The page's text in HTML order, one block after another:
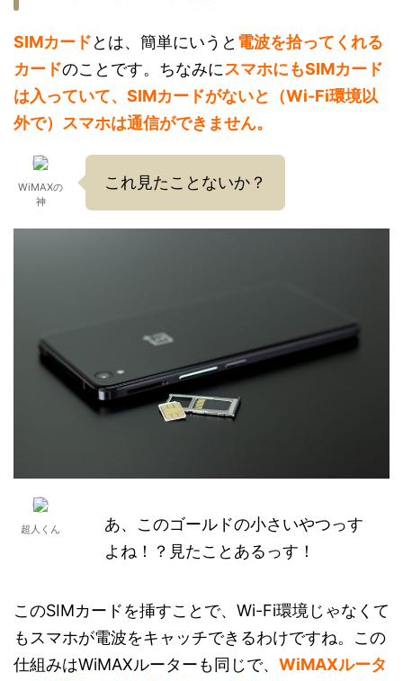
SIMカードとは、簡単にいうと 電波を拾ってくれる
カードのことです。ちなみにスマホにもSIMカード
は入っていて、SIMカードがないと（Wi-Fi環境以
外で）スマホは通信ができません。
WiMAXの
神
これ見たことないか？
超人くん
あ、このゴールドの小さいやつっす
よね！？見たことあるっす！
このSIMカードを挿すことで、Wi-Fi環境じゃなくて
もスマホが電波をキャッチできるわけですね。この
仕組みはWiMAXルーターも同じで、 WiMAXルータ